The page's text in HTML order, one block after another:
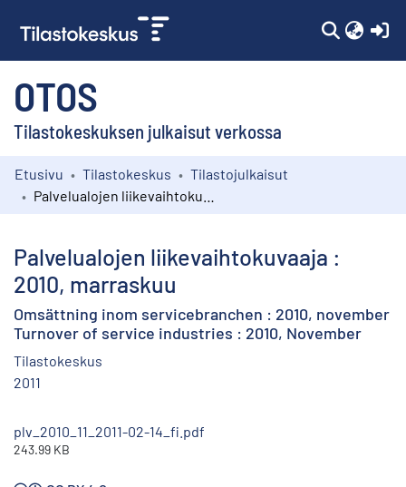
OTOS
Tilastokeskuksen julkaisut verkossa
Kokoelmat
Etusivu Tilastokeskus
Tilastojulkaisut
Palvelualojen liikevaihtokuvaaja :
2010, marraskuu
Omsättning inom servicebranchen : 2010, november
Turnover of service industries : 2010, November
Tilastokeskus
2011
plv_2010_11_2011-02-14_fi.pdf
243.99 KB